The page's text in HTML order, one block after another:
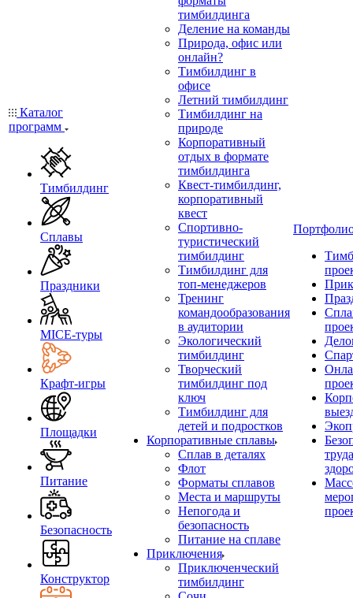
Каталог
программ
Тимбилдинг
Сплавы
Праздники
MICE‑туры
Крафт-игры
Площадки
Питание
Безопасность
Конструктор
тимбилдинга
Деление на команды
Природа, офис или
онлайн?
Тимбилдинг в
офисе
Летний тимбилдинг
Тимбилдинг на
природе
Корпоративный
отдых в формате
тимбилдинга
Квест-тимбилдинг,
корпоративный
квест
Спортивно-
туристический
тимбилдинг
Тимбилдинг для
топ-менеджеров
Тренинг
командообразования
в аудитории
Экологический
тимбилдинг
Творческий
тимбилдинг под
ключ
Тимбилдинг для
детей и подростков
Корпоративные сплавы
Сплав в деталях
Флот
Форматы сплавов
Места и маршруты
Непогода и
безопасность
Питание на сплаве
Приключения
Приключенческий
тимбилдинг